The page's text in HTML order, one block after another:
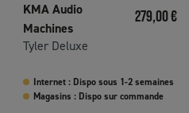
KMA Audio
Machines
Tyler Deluxe
Prix
279,00 €
Internet : Dispo sous 1-2 semaines
Magasins : Dispo sur commande